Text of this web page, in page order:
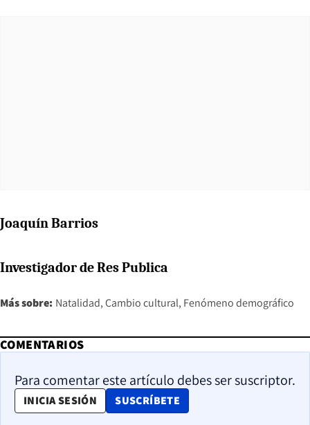
Joaquín Barrios
Investigador de Res Publica
Más sobre: Natalidad Cambio cultural Fenómeno demográfico
COMENTARIOS
Para comentar este artículo debes ser suscriptor.
INICIA SESIÓN SUSCRÍBETE
OPENS IN NEW WINDOW